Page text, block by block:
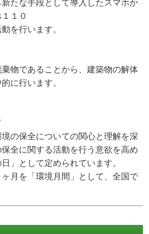
たな手段として導入したスマホか
１０
を行います。
物であることから、建築物の解体
に行います。
の保全についての関心と理解を深
全に関する活動を行う意欲を高め
」として定められています。
月を「環境月間」として、全国で